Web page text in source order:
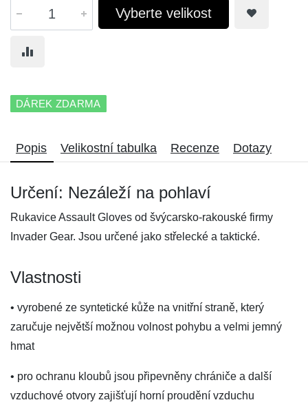
Vyberte velikost
DÁREK ZDARMA
Popis Velikostní tabulka Recenze Dotazy
Určení: Nezáleží na pohlaví
Rukavice Assault Gloves od švýcarsko-rakouské firmy
Invader Gear. Jsou určené jako střelecké a taktické.
Vlastnosti
• vyrobené ze syntetické kůže na vnitřní straně, který
zaručuje největší možnou volnost pohybu a velmi jemný
hmat
• pro ochranu kloubů jsou připevněny chrániče a další
vzduchové otvory zajišťují horní proudění vzduchu